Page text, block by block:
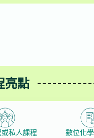
亮點
私人課程 數位化